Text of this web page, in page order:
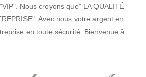
Nous croyons que" LA QUALITÉ
Avec nous votre argent en
en toute sécurité. Bienvenue à